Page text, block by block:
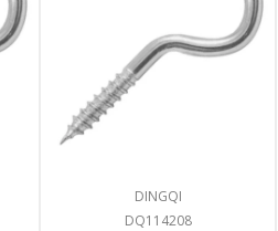
DINGQI
DQ114208